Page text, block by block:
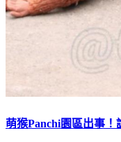
萌猴Panchi園區出事